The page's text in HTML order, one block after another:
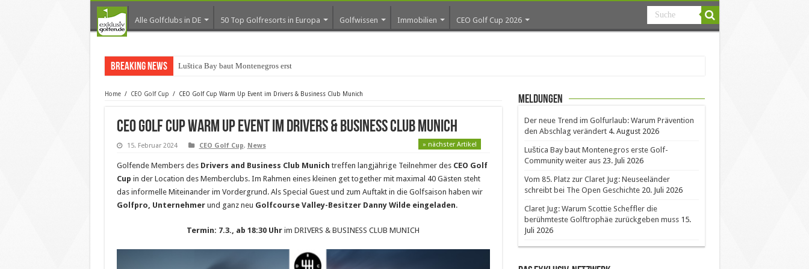
Alle Golfclubs in DE 50 Top Golfresorts in Europa Golfwissen Immobilien CEO Golf Cup 2026
Breaking News Luštica Bay baut Montenegros erste Golf-Community weiter aus
Home / CEO Golf Cup / CEO Golf Cup Warm Up Event im Drivers & Business Club Munich
CEO Golf Cup Warm Up Event im Drivers & Business Club Munich
15. Februar 2024 CEO Golf Cup, News » nächster Artikel
Golfende Members des Drivers and Business Club Munich treffen langjährige Teilnehmer des CEO Golf
Cup in der Location des Memberclubs. Im Rahmen eines kleinen get together mit maximal 40 Gästen steht
das informelle Miteinander im Vordergrund. Als Special Guest und zum Auftakt in die Golfsaison haben wir
Golfpro, Unternehmerund ganz neu Golfcourse Valley-Besitzer Danny Wilde eingeladen.
Termin: 7.3., ab 18:30 Uhr im DRIVERS & BUSINESS CLUB MUNICH
Meldungen
Der neue Trend im Golfurlaub: Warum Prävention
den Abschlag verändert 4. August 2026
Luštica Bay baut Montenegros erste Golf-
Community weiter aus 23. Juli 2026
Vom 85. Platz zur Claret Jug: Neuseeländer
schreibt bei The Open Geschichte 20. Juli 2026
Claret Jug: Warum Scottie Scheffler die
berühmteste Golftrophäe zurückgeben muss 15.
Juli 2026